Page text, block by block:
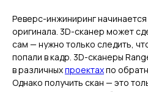
Реверс-инжиниринг
оригинала. 3D-сканер может
сам — нужно только следить,
попали в кадр. 3D-сканеры
в различныхпроектахпо
Однако получить скан — это